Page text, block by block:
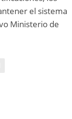
el sistema
Ministerio de